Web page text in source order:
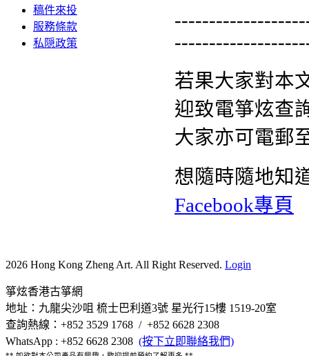
若果大家對本
迎致電箏炫查
大家亦可電郵
想隨時隨地知
Facebook專頁
2026 Hong Kong Zheng Art. All Right Reserved. Login
箏炫香港古箏網
地址：九龍尖沙咀 梳士巴利道3號 星光行15樓 1519-20室
查詢熱線：+852 3529 1768 / +852 6628 2308
WhatsApp : +852 6628 2308 (按下立即聯絡我們)
稿件來投
服務條款
私隠政策